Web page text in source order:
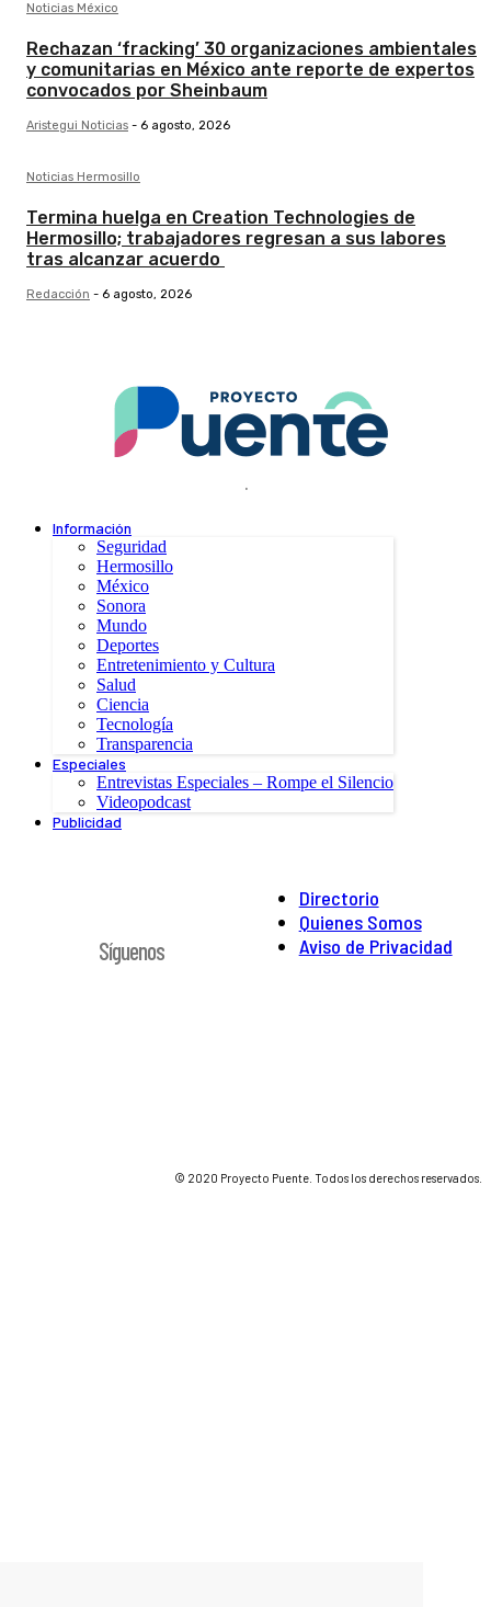
Noticias México
Rechazan ‘fracking’ 30 organizaciones ambientales
y comunitarias en México ante reporte de expertos
convocados por Sheinbaum
Aristegui Noticias - 6 agosto, 2026
Noticias Hermosillo
Termina huelga en Creation Technologies de
Hermosillo; trabajadores regresan a sus labores
tras alcanzar acuerdo
Redacción - 6 agosto, 2026
.
Información
Seguridad
Hermosillo
México
Sonora
Mundo
Deportes
Entretenimiento y Cultura
Salud
Ciencia
Tecnología
Transparencia
Especiales
Entrevistas Especiales – Rompe el Silencio
Videopodcast
Publicidad
Directorio
Quienes Somos
Aviso de Privacidad
Síguenos
© 2020 Proyecto Puente. Todos los derechos reservados.